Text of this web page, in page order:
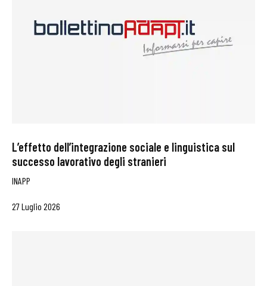
L’effetto dell’integrazione sociale e linguistica sul
successo lavorativo degli stranieri
INAPP
27 Luglio 2026